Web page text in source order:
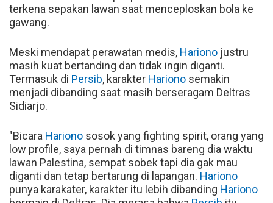
terkena sepakan lawan saat menceploskan bola ke
gawang.
Meski mendapat perawatan medis, Hariono justru
masih kuat bertanding dan tidak ingin diganti.
Termasuk di Persib, karakter Hariono semakin
menjadi dibanding saat masih berseragam Deltras
Sidiarjo.
"Bicara Hariono sosok yang fighting spirit, orang yang
low profile, saya pernah di timnas bareng dia waktu
lawan Palestina, sempat sobek tapi dia gak mau
diganti dan tetap bertarung di lapangan. Hariono
punya karakater, karakter itu lebih dibanding Hariono